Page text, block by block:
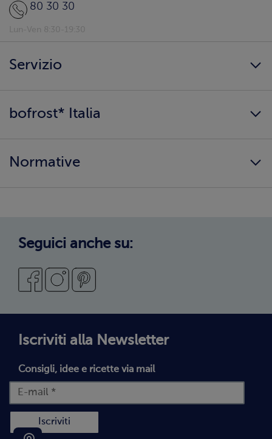
80 30 30
Servizio
Presenta un amico
bofrost* Italia
Surgelati di qualità
Normative
Condizioni Generali di Vendita
Codice Etico
Segnalazioni Whistleblowing
Seguici anche su:
Iscriviti alla Newsletter
Consigli, idee e ricette via mail
Iscriviti